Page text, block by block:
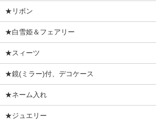
★リボン
★白雪姫＆フェアリー
★スィーツ
★鏡(ミラー)付、デコケース
★ネーム入れ
★ジュエリー